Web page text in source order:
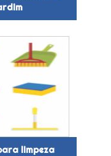
limpeza